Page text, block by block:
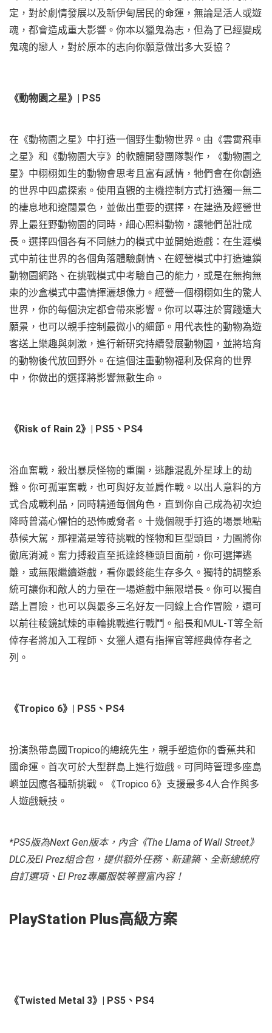
定，對於劇情發展以及新伊甸居民的命運，無論是活人或遊
魂，都會造成重大影響。你本以獵鬼為志，但為了已經變成
鬼魂的戀人，對於原本的志向你願意做出多大妥協？
《動物園之星》| PS5
在《動物園之星》中打造一個野生動物世界。由《雲霄飛車
之星》和《動物園大亨》的軟體開發團隊製作，《動物園之
星》中栩栩如生的動物會思考且富有感情，牠們會在你創造
的世界中四處探索。使用直觀的主機控制方式打造獨一無二
的棲息地和遼闊景色，並做出重要的選擇，在建造及經營世
界上最狂野動物園的同時，細心照料動物，讓牠們茁壯成
長。選擇四個各有不同魅力的模式中並開始遊戲：在生涯模
式中前往世界的各個角落體驗劇情、在經營模式中打造連鎖
動物園網路、在挑戰模式中考驗自己的能力，或是在無拘無
束的沙盒模式中盡情揮灑想像力。經營一個栩栩如生的驚人
世界，你的每個決定都會帶來影響。你可以專注於實踐遠大
願景，也可以親手控制最微小的細節。用代表性的動物為遊
客送上樂趣與刺激，進行新研究持續發展動物園，並將培育
的動物後代放回野外。在這個注重動物福利及保育的世界
中，你做出的選擇將影響無數生命。
《Risk of Rain 2》| PS5、PS4
浴血奮戰，殺出暴戾怪物的重圍，逃離混亂外星球上的劫
難。你可孤軍奮戰，也可與好友並肩作戰。以出人意料的方
式合成戰利品，同時精通每個角色，直到你自己成為初次迫
降時曾滿心懼怕的恐怖威脅者。十幾個親手打造的場景地點
恭候大駕，那裡滿是等待挑戰的怪物和巨型頭目，力圖將你
徹底消滅。奮力搏殺直至抵達終極頭目面前，你可選擇逃
離，或無限繼續遊戲，看你最終能生存多久。獨特的調整系
統可讓你和敵人的力量在一場遊戲中無限增長。你可以獨自
踏上冒險，也可以與最多三名好友一同線上合作冒險，還可
以前往稜鏡試煉的車輪挑戰進行戰鬥。船長和MUL-T等全新
倖存者將加入工程師、女獵人還有指揮官等經典倖存者之
列。
《Tropico 6》| PS5、PS4
扮演熱帶島國Tropico的總統先生，親手塑造你的香蕉共和
國命運。首次可於大型群島上進行遊戲。可同時管理多座島
嶼並因應各種新挑戰。《Tropico 6》支援最多4人合作與多
人遊戲競技。
*PS5版為Next Gen版本，內含《The Llama of Wall Street》
DLC及El Prez組合包，提供額外任務、新建築、全新總統府
自訂選項、El Prez專屬服裝等豐富內容！
PlayStation Plus高級方案
《Twisted Metal 3》| PS5、PS4